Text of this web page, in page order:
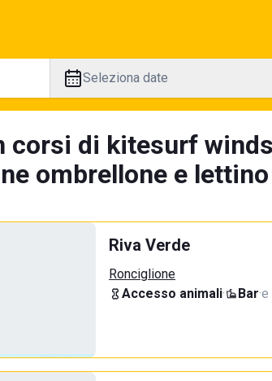
Seleziona date
corsi di kitesurf
ombrellone e lettino
Riva Verde
Ronciglione
Accesso animali· Bar·e